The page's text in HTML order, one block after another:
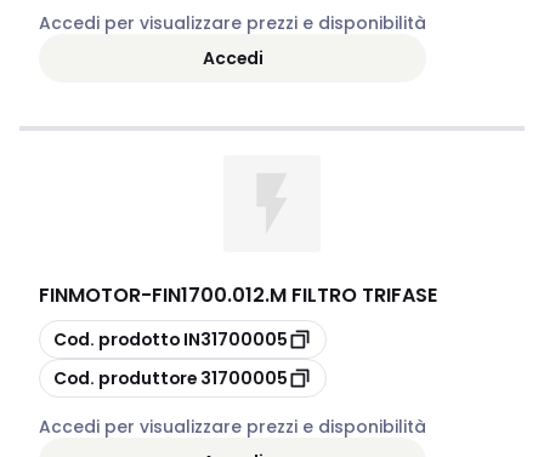
Accedi per visualizzare prezzi e disponibilità
Accedi
FINMOTOR-FIN1700.012.M FILTRO TRIFASE
copia
Cod. prodotto IN31700005
copia
Cod. produttore 31700005
Accedi per visualizzare prezzi e disponibilità